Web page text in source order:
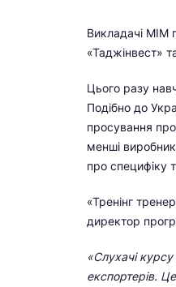
Викладачі МІМ
«Таджінвест»
Цього разу
Подібно до
просування
менші
про специфіку
«Тренінг
директор
«Слухачі
експортерів.